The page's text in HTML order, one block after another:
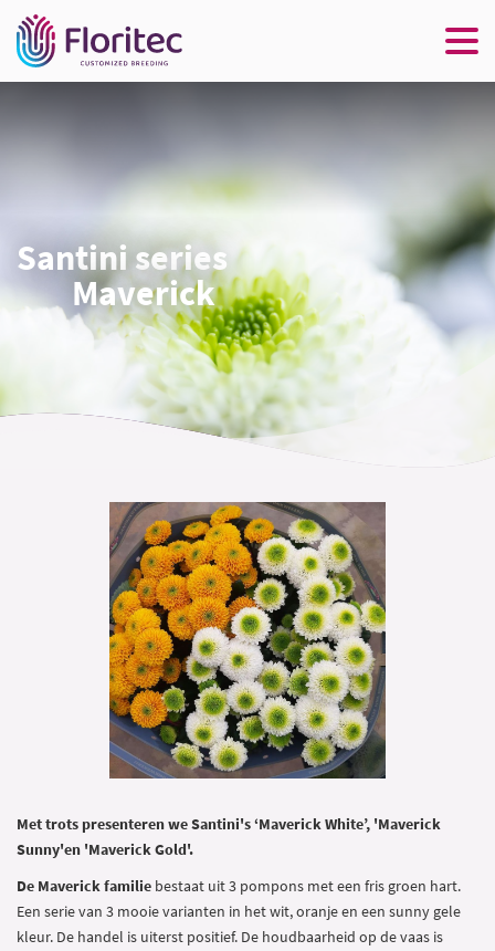
Santini series
Maverick
Met trots presenteren we Santini's ‘Maverick White’, 'Maverick
Sunny'en 'Maverick Gold'.
De Maverick familie bestaat uit 3 pompons met een fris groen hart.
Een serie van 3 mooie varianten in het wit, oranje en een sunny gele
kleur. De handel is uiterst positief. De houdbaarheid op de vaas is